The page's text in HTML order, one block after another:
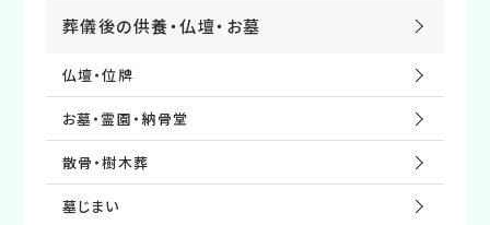
葬儀後の供養・仏壇・お墓
仏壇・位牌
お墓・霊園・納⾻堂
散⾻・樹⽊葬
墓じまい